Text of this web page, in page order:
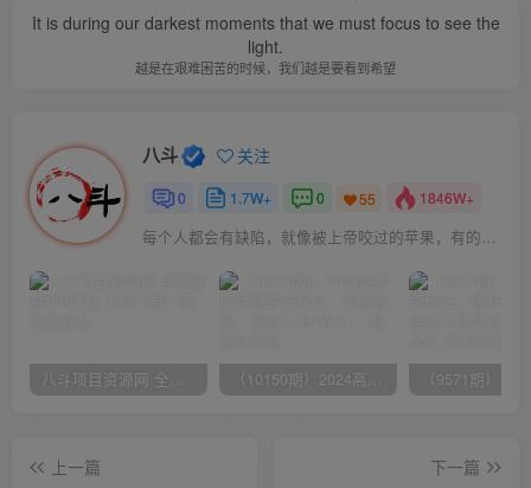
It is during our darkest moments that we must focus to see the
light.
越是在艰难困苦的时候，我们越是要看到希望
八斗 关注
0 1.7W+ 0 55 1846W+
每个人都会有缺陷，就像被上帝咬过的苹果，有的人缺陷比较大，正是因为上帝特别喜欢他的芬芳
八斗项目资源网 全网正品VIP课程 无损下载~ （10150期）2024高考项目野路子玩法，无限裂变，最高一天1W＋！
上一篇
下一篇